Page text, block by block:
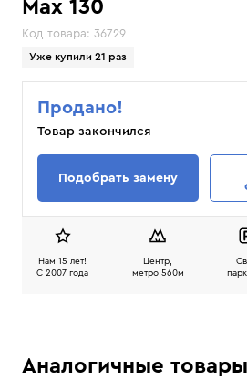
Max 130
Код товара: 36729
Уже купили 21 раз
Продано!
Товар закончился
Подобрать замену
Нам 15 лет!
C 2007 года
Центр,
метро 560м
Аналогичные